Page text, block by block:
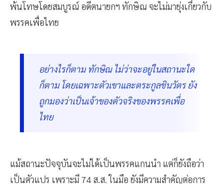
พ้นโทษโดยสมบูรณ์ อดีตนายกฯ ทักษิณ จะไม่มายุ่งเกี่ยวกับ
พรรคเพื่อไทย
อย่างไรก็ตาม ทักษิณ ไม่ว่าจะอยู่ในสถานะใด
ก็ตาม โดยเฉพาะตัวเขาและตระกูลชินวัตร ยัง
ถูกมองว่าเป็นเจ้าของตัวจริงของพรรคเพื่อ
ไทย
แม้สถานะปัจจุบันจะไม่ได้เป็นพรรคแกนนำ แต่ก็ยังถือว่า
เป็นตัวแปร เพราะมี 74 ส.ส. ในมือ ยังมีความสำคัญต่อการ